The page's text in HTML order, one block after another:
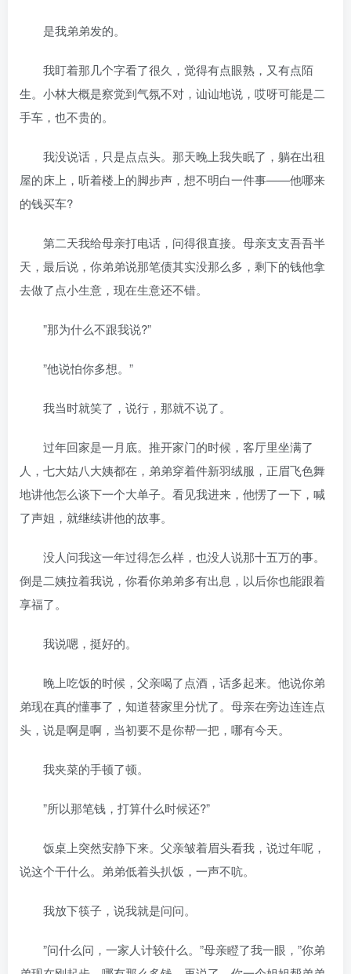
是我弟弟发的。
我盯着那几个字看了很久，觉得有点眼熟，又有点陌
生。小林大概是察觉到气氛不对，讪讪地说，哎呀可能是二
手车，也不贵的。
我没说话，只是点点头。那天晚上我失眠了，躺在出租
屋的床上，听着楼上的脚步声，想不明白一件事——他哪来
的钱买车?
第二天我给母亲打电话，问得很直接。母亲支支吾吾半
天，最后说，你弟弟说那笔债其实没那么多，剩下的钱他拿
去做了点小生意，现在生意还不错。
”那为什么不跟我说?”
”他说怕你多想。”
我当时就笑了，说行，那就不说了。
过年回家是一月底。推开家门的时候，客厅里坐满了
人，七大姑八大姨都在，弟弟穿着件新羽绒服，正眉飞色舞
地讲他怎么谈下一个大单子。看见我进来，他愣了一下，喊
了声姐，就继续讲他的故事。
没人问我这一年过得怎么样，也没人说那十五万的事。
倒是二姨拉着我说，你看你弟弟多有出息，以后你也能跟着
享福了。
我说嗯，挺好的。
晚上吃饭的时候，父亲喝了点酒，话多起来。他说你弟
弟现在真的懂事了，知道替家里分忧了。母亲在旁边连连点
头，说是啊是啊，当初要不是你帮一把，哪有今天。
我夹菜的手顿了顿。
”所以那笔钱，打算什么时候还?”
饭桌上突然安静下来。父亲皱着眉头看我，说过年呢，
说这个干什么。弟弟低着头扒饭，一声不吭。
我放下筷子，说我就是问问。
”问什么问，一家人计较什么。”母亲瞪了我一眼，”你弟